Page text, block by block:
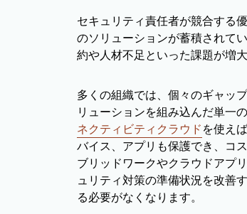
セキュリティ責任者が競合する
のソリューションが蓄積されて
約や人材不足といった課題が増
多くの組織では、個々のギャッ
リューションを組み込んだ単一
ネクティビティクラウド を使え
バイス、アプリも保護でき、コ
ブリッドワークやクラウドアプ
ュリティ対策の準備状況を改善
る必要がなくなります。